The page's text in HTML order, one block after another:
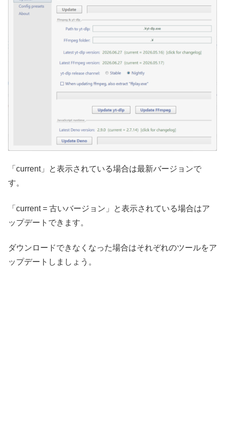
「current」と表示されている場合は最新バージョンで
す。
「current = 古いバージョン」と表示されている場合はア
ップデートできます。
ダウンロードできなくなった場合はそれぞれのツールをア
ップデートしましょう。